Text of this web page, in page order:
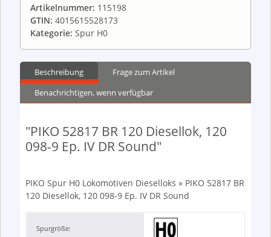
Artikelnummer: 115198
GTIN: 4015615528173
Kategorie: Spur H0
Beschreibung
Frage zum Artikel
Benachrichtigen, wenn verfügbar
"PIKO 52817 BR 120 Diesellok, 120
098-9 Ep. IV DR Sound"
PIKO Spur H0 Lokomotiven Dieselloks » PIKO 52817 BR
120 Diesellok, 120 098-9 Ep. IV DR Sound
Spurgröße: